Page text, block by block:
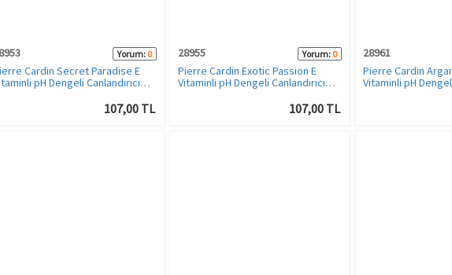
Yorum: 0
Cardin Secret Paradise E
pH Dengeli Canlandırıcı
107,00 TL
28955 Yorum: 0
Pierre Cardin Exotic Passion E
Vitaminli pH Dengeli Canlandırıcı
107,00 TL
28961
Pierre Cardin
Vitaminli pH